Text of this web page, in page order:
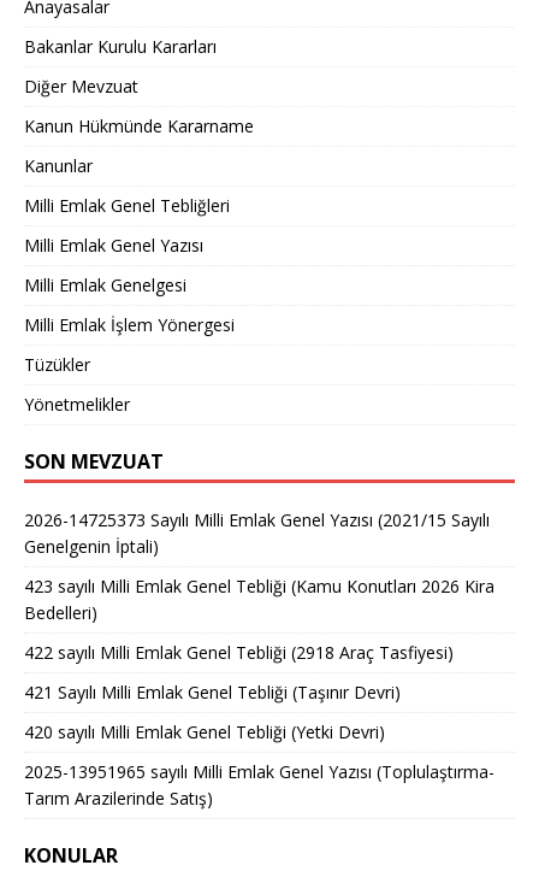
Anayasalar
Bakanlar Kurulu Kararları
Diğer Mevzuat
Kanun Hükmünde Kararname
Kanunlar
Milli Emlak Genel Tebliğleri
Milli Emlak Genel Yazısı
Milli Emlak Genelgesi
Milli Emlak İşlem Yönergesi
Tüzükler
Yönetmelikler
SON MEVZUAT
2026-14725373 Sayılı Milli Emlak Genel Yazısı (2021/15 Sayılı
Genelgenin İptali)
423 sayılı Milli Emlak Genel Tebliği (Kamu Konutları 2026 Kira
Bedelleri)
422 sayılı Milli Emlak Genel Tebliği (2918 Araç Tasfiyesi)
421 Sayılı Milli Emlak Genel Tebliği (Taşınır Devri)
420 sayılı Milli Emlak Genel Tebliği (Yetki Devri)
2025-13951965 sayılı Milli Emlak Genel Yazısı (Toplulaştırma-
Tarım Arazilerinde Satış)
KONULAR